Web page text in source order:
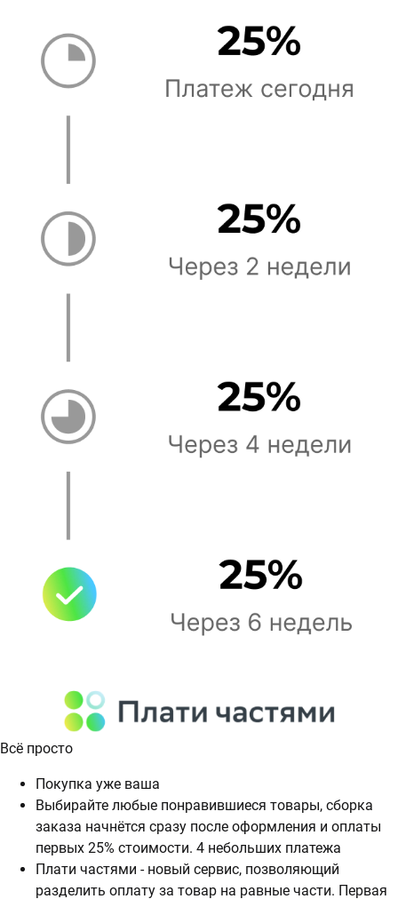
Всё просто
Покупка уже ваша
Выбирайте любые понравившиеся товары, сборка
заказа начнётся сразу после оформления и оплаты
первых 25% стоимости. 4 небольших платежа
Плати частями - новый сервис, позволяющий
разделить оплату за товар на равные части. Первая